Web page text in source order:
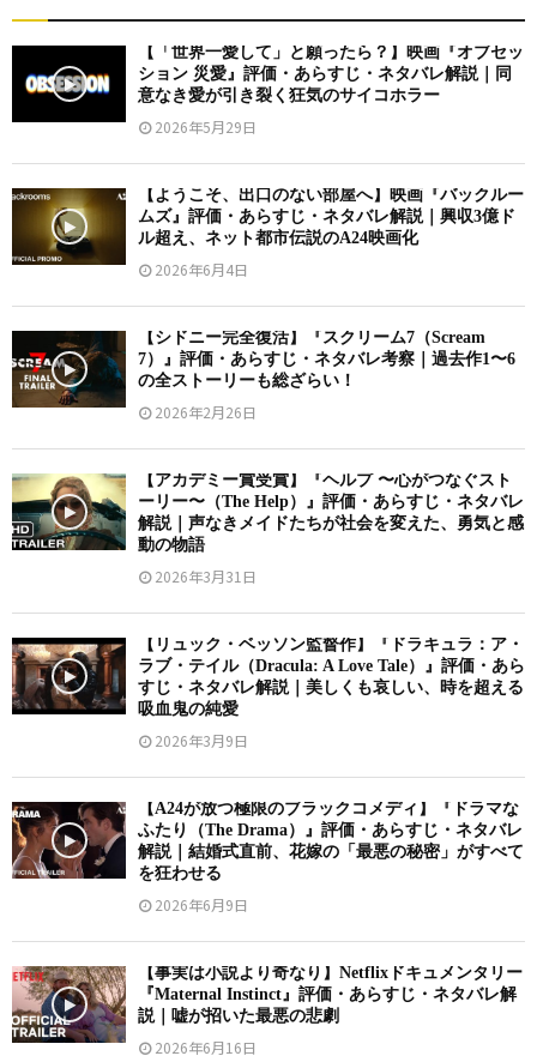
送
り
【「世界一愛して」と願ったら？】映画『オブセッ
ション 災愛』評価・あらすじ・ネタバレ解説｜同
意なき愛が引き裂く狂気のサイコホラー
2026年5月29日
【ようこそ、出口のない部屋へ】映画『バックルー
ムズ』評価・あらすじ・ネタバレ解説｜興収3億ド
ル超え、ネット都市伝説のA24映画化
2026年6月4日
【シドニー完全復活】『スクリーム7（Scream
7）』評価・あらすじ・ネタバレ考察｜過去作1〜6
の全ストーリーも総ざらい！
2026年2月26日
【アカデミー賞受賞】『ヘルプ 〜心がつなぐスト
ーリー〜（The Help）』評価・あらすじ・ネタバレ
解説｜声なきメイドたちが社会を変えた、勇気と感
動の物語
2026年3月31日
【リュック・ベッソン監督作】『ドラキュラ：ア・
ラブ・テイル（Dracula: A Love Tale）』評価・あら
すじ・ネタバレ解説｜美しくも哀しい、時を超える
吸血鬼の純愛
2026年3月9日
【A24が放つ極限のブラックコメディ】『ドラマな
ふたり（The Drama）』評価・あらすじ・ネタバレ
解説｜結婚式直前、花嫁の「最悪の秘密」がすべて
を狂わせる
2026年6月9日
【事実は小説より奇なり】Netflixドキュメンタリー
『Maternal Instinct』評価・あらすじ・ネタバレ解
説｜嘘が招いた最悪の悲劇
2026年6月16日